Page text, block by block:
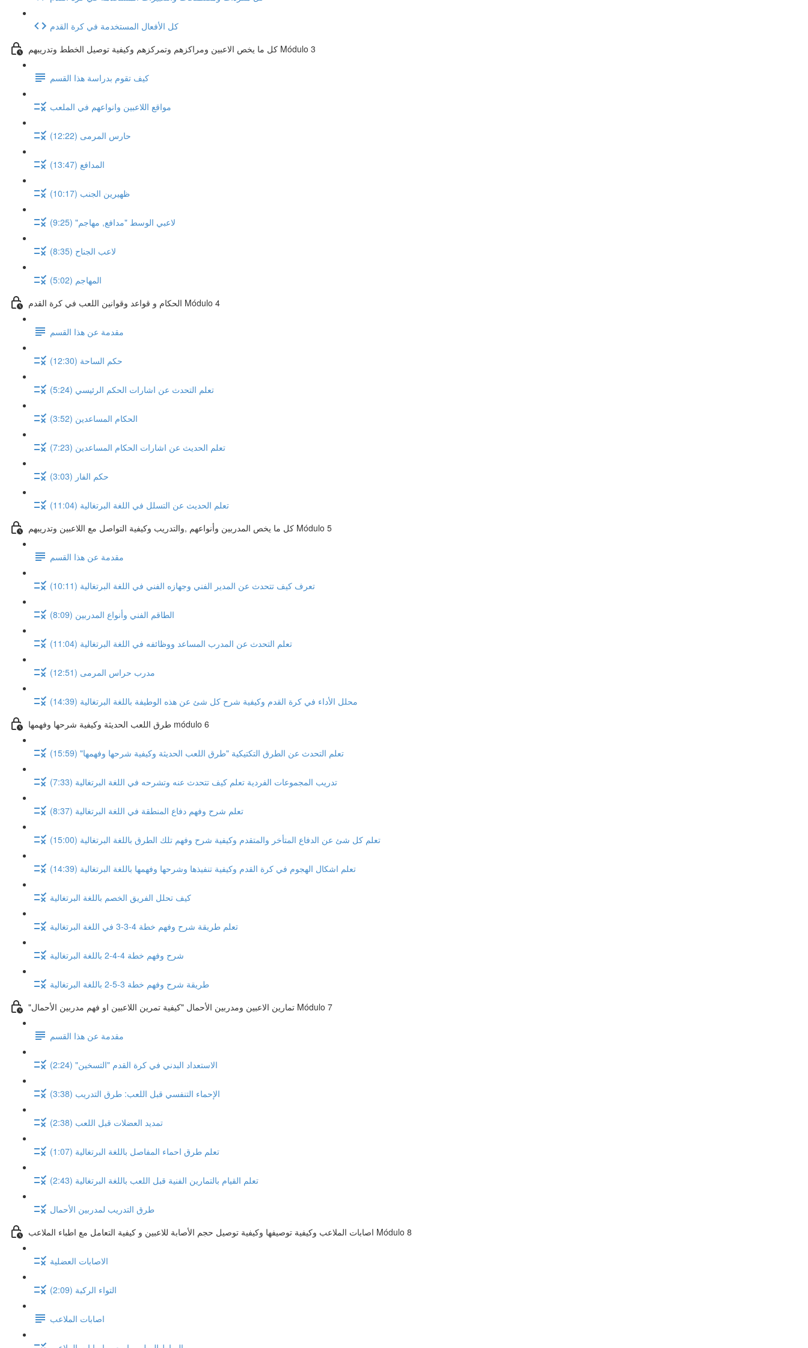
كل الأفعال المستخدمة في كرة القدم
كل ما يخص الاعبين ومراكزهم وتمركزهم وكيفية توصيل الخطط وتدريبهم Módulo 3
كيف تقوم بدراسة هذا القسم
مواقع اللاعبين وانواعهم في الملعب
حارس المرمى (12:22)
المدافع (13:47)
ظهيرين الجنب (10:17)
لاعبي الوسط "مدافع, مهاجم" (9:25)
لاعب الجناح (8:35)
المهاجم (5:02)
الحكام و قواعد وقوانين اللعب في كرة القدم Módulo 4
مقدمة عن هذا القسم
حكم الساحة (12:30)
تعلم التحدث عن اشارات الحكم الرئيسي (5:24)
الحكام المساعدين (3:52)
تعلم الحديث عن اشارات الحكام المساعدين (7:23)
حكم الفار (3:03)
تعلم الحديث عن التسلل في اللغة البرتغالية (11:04)
كل ما يخص المدربين وأنواعهم ,والتدريب وكيفية التواصل مع اللاعبين وتدريبهم Módulo 5
مقدمة عن هذا القسم
تعرف كيف تتحدث عن المدير الفني وجهازه الفني في اللغة البرتغالية (10:11)
الطاقم الفني وأنواع المدربين (8:09)
تعلم التحدث عن المدرب المساعد ووظائفه في اللغة البرتغالية (11:04)
مدرب حراس المرمى (12:51)
محلل الأداء في كرة القدم وكيفية شرح كل شئ عن هذه الوطيفة باللغة البرتغالية (14:39)
طرق اللعب الحديثة وكيفية شرحها وفهمها módulo 6
تعلم التحدث عن الطرق التكتيكية "طرق اللعب الحديثة وكيفية شرحها وفهمها" (15:59)
تدريب المجموعات الفردية تعلم كيف تتحدث عنه وتشرحه في اللغة البرتغالية (7:33)
تعلم شرح وفهم دفاع المنطقة في اللغة البرتغالية (8:37)
تعلم كل شئ عن الدفاع المتأخر والمتقدم وكيفية شرح وفهم تلك الطرق باللغة البرتغالية (15:00)
تعلم اشكال الهجوم في كرة القدم وكيفية تنفيذها وشرحها وفهمها باللغة البرتغالية (14:39)
كيف تحلل الفريق الخصم باللغة البرتغالية
تعلم طريقة شرح وفهم خطة 4-3-3 في اللغة البرتغالية
شرح وفهم خطة 4-4-2 باللغة البرتغالية
طريقة شرح وفهم خطة 3-5-2 باللغة البرتغالية
"تمارين الاعبين ومدربين الأحمال "كيفية تمرين اللاعبين او فهم مدربين الأحمال Módulo 7
مقدمة عن هذا القسم
الاستعداد البدني في كرة القدم "التسخين" (2:24)
الإحماء التنفسي قبل اللعب: طرق التدريب (3:38)
تمديد العضلات قبل اللعب (2:38)
تعلم طرق احماء المفاصل باللغة البرتغالية (1:07)
تعلم القيام بالتمارين الفنية قبل اللعب باللغة البرتغالية (2:43)
طرق التدريب لمدربين الأحمال
اصابات الملاعب وكيفية توصيفها وكيفية توصيل حجم الأصابة للاعبين و كيفية التعامل مع اطباء الملاعب Módulo 8
الاصابات العضلية
التواء الركبة (2:09)
اصابات الملاعب